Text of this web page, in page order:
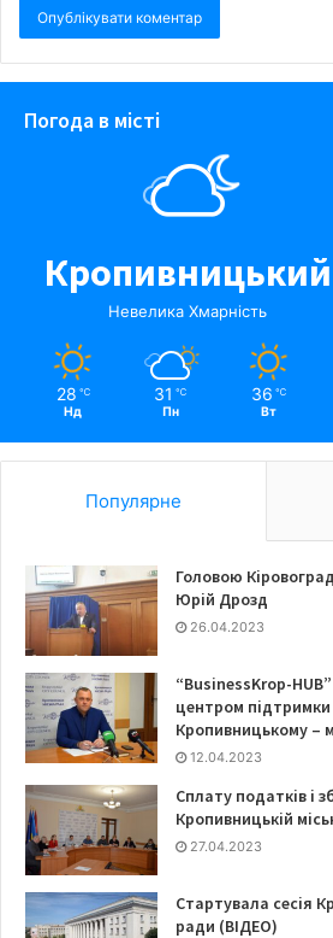
Погода в місті
Кропивницький
Невелика Хмарність
28 ℃
Нд
31 ℃
Пн
36 ℃
Вт
Популярне
Головою
Юрій Дрозд
26.04.2023
“BusinessKrop-
центром
Кропивницькому –
12.04.2023
Сплату податків і
Кропивницькій
27.04.2023
Стартувала сесія
ради (ВІДЕО)